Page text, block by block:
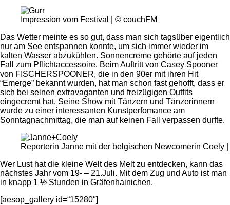
Impression vom Festival | © couchFM
Das Wetter meinte es so gut, dass man sich tagsüber eigentlich
nur am See entspannen konnte, um sich immer wieder im
kalten Wasser abzukühlen. Sonnencreme gehörte auf jeden
Fall zum Pflichtaccessoire. Beim Auftritt von Casey Spooner
von FISCHERSPOONER, die in den 90er mit ihren Hit
“Emerge” bekannt wurden, hat man schon fast gehofft, dass er
sich bei seinen extravaganten und freizügigen Outfits
eingecremt hat. Seine Show mit Tänzern und Tänzerinnern
wurde zu einer interessanten Kunstperfomance am
Sonntagnachmittag, die man auf keinen Fall verpassen durfte.
Reporterin Janne mit der belgischen Newcomerin Coely
Wer Lust hat die kleine Welt des Melt zu entdecken, kann das
nächstes Jahr vom 19- – 21.Juli. Mit dem Zug und Auto ist man
in knapp 1 ½ Stunden in Gräfenhainichen.
[aesop_gallery id=“15280″]